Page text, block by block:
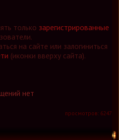
только зарегистрированные
на сайте или залогиниться
(иконки вверху сайта).
нет
просмотров: 6247